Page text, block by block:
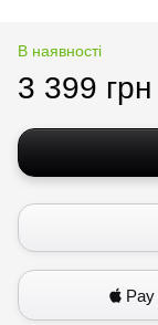
В наявності
3 399 грн
Pay